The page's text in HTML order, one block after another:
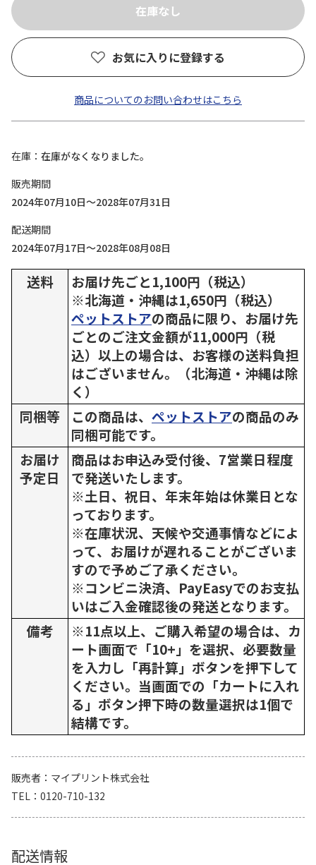
お気に入りに登録する
商品についてのお問い合わせはこちら
在庫
在庫がなくなりました。
販売期間
2024年07月10日～2028年07月31日
配送期間
2024年07月17日～2028年08月08日
送料
お届け先ごと1,100円（税込）
※北海道・沖縄は1,650円（税込）
ペットストアの商品に限り、お届け先
ごとのご注文金額が11,000円（税
込）以上の場合は、お客様の送料負担
はございません。（北海道・沖縄は除
く）
同梱等
この商品は、 ペットストアの商品のみ
同梱可能です。
お届け
予定日
商品はお申込み受付後、7営業日程度
で発送いたします。
※土日、祝日、年末年始は休業日とな
っております。
※在庫状況、天候や交通事情などによ
って、お届けが遅れることがございま
すので予めご了承ください。
※コンビニ決済、PayEasyでのお支払
いはご入金確認後の発送となります。
備考
※11点以上、ご購入希望の場合は、カ
ート画面で「10+」を選択、必要数量
を入力し「再計算」ボタンを押下して
ください。当画面での「カートに入れ
る」ボタン押下時の数量選択は1個で
結構です。
販売者
マイプリント株式会社
TEL
0120-710-132
配送情報